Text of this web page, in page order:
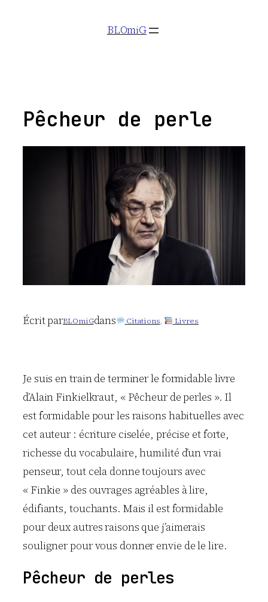
BLOmiG
Pêcheur de perle
Écrit parBLOmiGdans Citations, Livres
Je suis en train de terminer le formidable livre
d’Alain Finkielkraut, « Pêcheur de perles ». Il
est formidable pour les raisons habituelles avec
cet auteur : écriture ciselée, précise et forte,
richesse du vocabulaire, humilité d’un vrai
penseur, tout cela donne toujours avec
« Finkie » des ouvrages agréables à lire,
édifiants, touchants. Mais il est formidable
pour deux autres raisons que j’aimerais
souligner pour vous donner envie de le lire.
Pêcheur de perles